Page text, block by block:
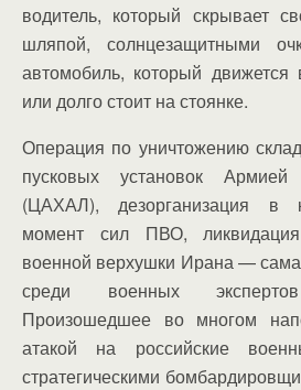
водитель, который скрывает
шляпой, солнцезащитными
автомобиль, который движется
или долго стоит на стоянке.
Операция по уничтожению
пусковых установок
(ЦАХАЛ), дезорганизация в
момент сил ПВО, ликвидация
военной верхушки Ирана —
среди военных
Произошедшее во многом
атакой на российские
стратегическими